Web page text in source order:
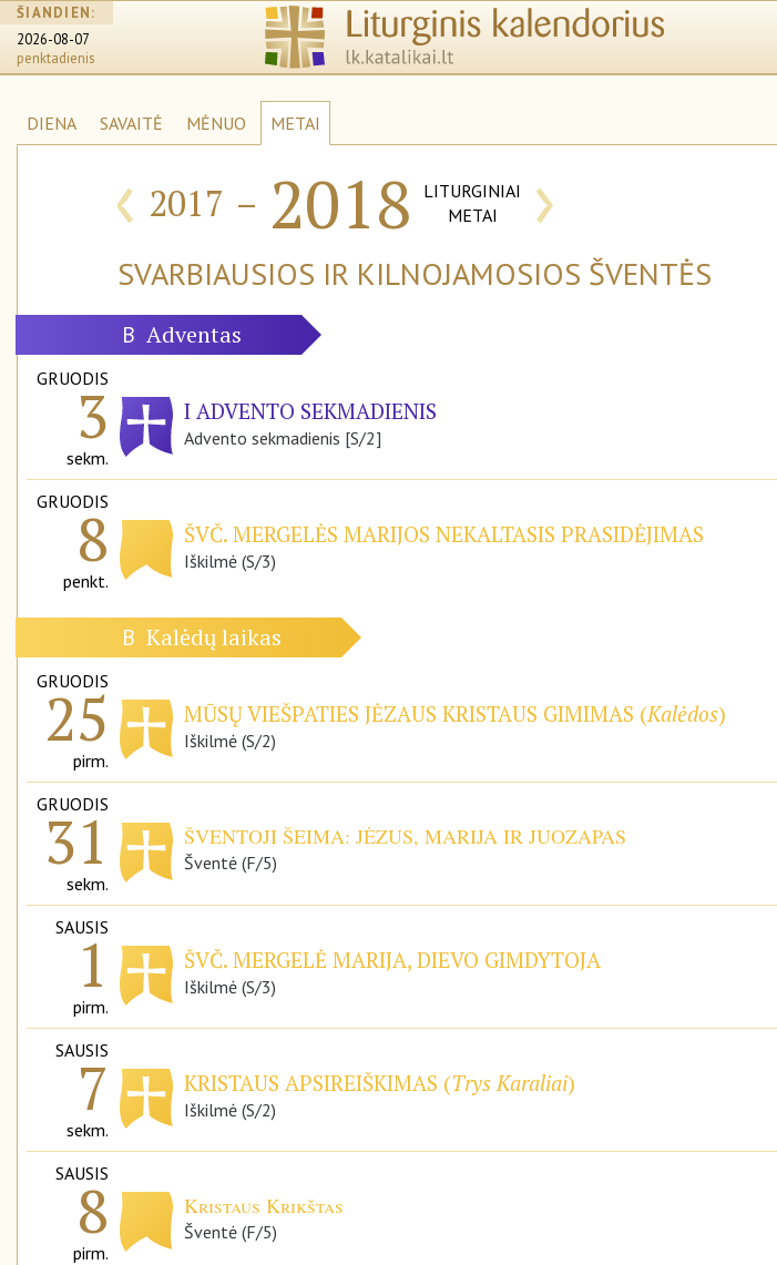
ŠIANDIEN:
2026-08-07
penktadienis
DIENA SAVAITĖ MĖNUO METAI
‹ 2017 – 2018
LITURGINIAI
METAI
›
SVARBIAUSIOS IR KILNOJAMOSIOS ŠVENTĖS
B Adventas
GRUODIS
3
sekm.
I ADVENTO SEKMADIENIS
Advento sekmadienis [S/2]
GRUODIS
8
penkt.
ŠVČ. MERGELĖS MARIJOS NEKALTASIS PRASIDĖJIMAS
Iškilmė (S/3)
B Kalėdų laikas
GRUODIS
25
pirm.
MŪSŲ VIEŠPATIES JĖZAUS KRISTAUS GIMIMAS (Kalėdos)
Iškilmė (S/2)
GRUODIS
31
sekm.
ŠVENTOJI ŠEIMA: JĖZUS, MARIJA IR JUOZAPAS
Šventė (F/5)
SAUSIS
1
pirm.
ŠVČ. MERGELĖ MARIJA, DIEVO GIMDYTOJA
Iškilmė (S/3)
SAUSIS
7
sekm.
KRISTAUS APSIREIŠKIMAS (Trys Karaliai)
Iškilmė (S/2)
SAUSIS
8
pirm.
Kristaus Krikštas
Šventė (F/5)